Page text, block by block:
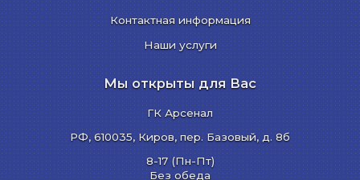
Контактная информация
Наши услуги
Мы открыты для Вас
ГК Арсенал
РФ, 610035, Киров, пер. Базовый, д. 8б
8-17 (Пн-Пт)
Без обеда